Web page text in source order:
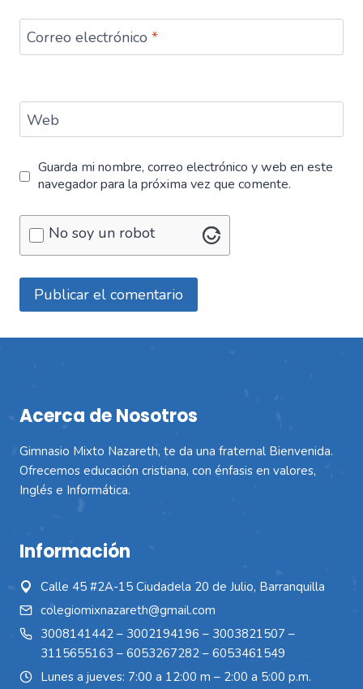
Correo electrónico *
Web
Guarda mi nombre, correo electrónico y web en este
navegador para la próxima vez que comente.
No soy un robot
Acerca de Nosotros
Gimnasio Mixto Nazareth, te da una fraternal Bienvenida.
Ofrecemos educación cristiana, con énfasis en valores,
Inglés e Informática.
Información
Calle 45 #2A-15 Ciudadela 20 de Julio, Barranquilla
colegiomixnazareth@gmail.com
3008141442 – 3002194196 – 3003821507 –
3115655163 – 6053267282 – 6053461549
Lunes a jueves: 7:00 a 12:00 m – 2:00 a 5:00 p.m.